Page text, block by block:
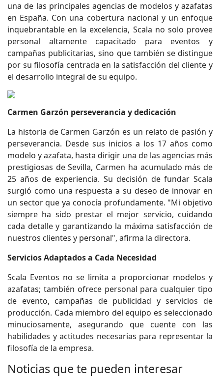
una de las principales agencias de modelos y azafatas
en España. Con una cobertura nacional y un enfoque
inquebrantable en la excelencia, Scala no solo provee
personal altamente capacitado para eventos y
campañas publicitarias, sino que también se distingue
por su filosofía centrada en la satisfacción del cliente y
el desarrollo integral de su equipo.
Carmen Garzón perseverancia y dedicación
La historia de Carmen Garzón es un relato de pasión y
perseverancia. Desde sus inicios a los 17 años como
modelo y azafata, hasta dirigir una de las agencias más
prestigiosas de Sevilla, Carmen ha acumulado más de
25 años de experiencia. Su decisión de fundar Scala
surgió como una respuesta a su deseo de innovar en
un sector que ya conocía profundamente. "Mi objetivo
siempre ha sido prestar el mejor servicio, cuidando
cada detalle y garantizando la máxima satisfacción de
nuestros clientes y personal", afirma la directora.
Servicios Adaptados a Cada Necesidad
Scala Eventos no se limita a proporcionar modelos y
azafatas; también ofrece personal para cualquier tipo
de evento, campañas de publicidad y servicios de
producción. Cada miembro del equipo es seleccionado
minuciosamente, asegurando que cuente con las
habilidades y actitudes necesarias para representar la
filosofía de la empresa.
Noticias que te pueden interesar